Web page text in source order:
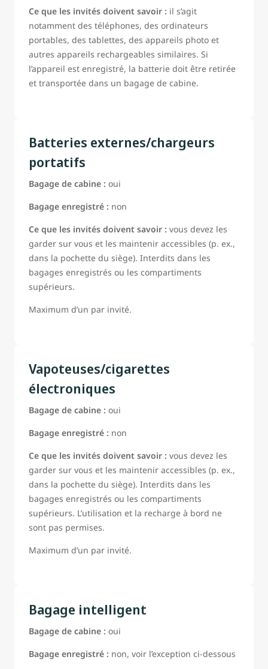
Ce que les invités doivent savoir : il s’agit
notamment des téléphones, des ordinateurs
portables, des tablettes, des appareils photo et
autres appareils rechargeables similaires. Si
l’appareil est enregistré, la batterie doit être retirée
et transportée dans un bagage de cabine.
Batteries externes/chargeurs
portatifs
Bagage de cabine : oui
Bagage enregistré : non
Ce que les invités doivent savoir : vous devez les
garder sur vous et les maintenir accessibles (p. ex.,
dans la pochette du siège). Interdits dans les
bagages enregistrés ou les compartiments
supérieurs.
Maximum d’un par invité.
Vapoteuses/cigarettes
électroniques
Bagage de cabine : oui
Bagage enregistré : non
Ce que les invités doivent savoir : vous devez les
garder sur vous et les maintenir accessibles (p. ex.,
dans la pochette du siège). Interdits dans les
bagages enregistrés ou les compartiments
supérieurs. L’utilisation et la recharge à bord ne
sont pas permises.
Maximum d’un par invité.
Bagage intelligent
Bagage de cabine : oui
Bagage enregistré : non, voir l’exception ci-dessous